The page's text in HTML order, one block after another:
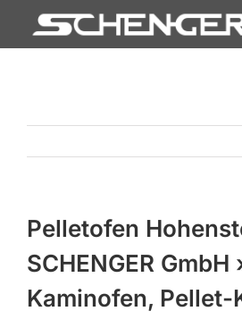
Inhalt
HÄNDLERSUCHE
UNTERNEHMEN
PROFIL
Pelletofen
SCHENGER GmbH
Kaminofen, Pellet-